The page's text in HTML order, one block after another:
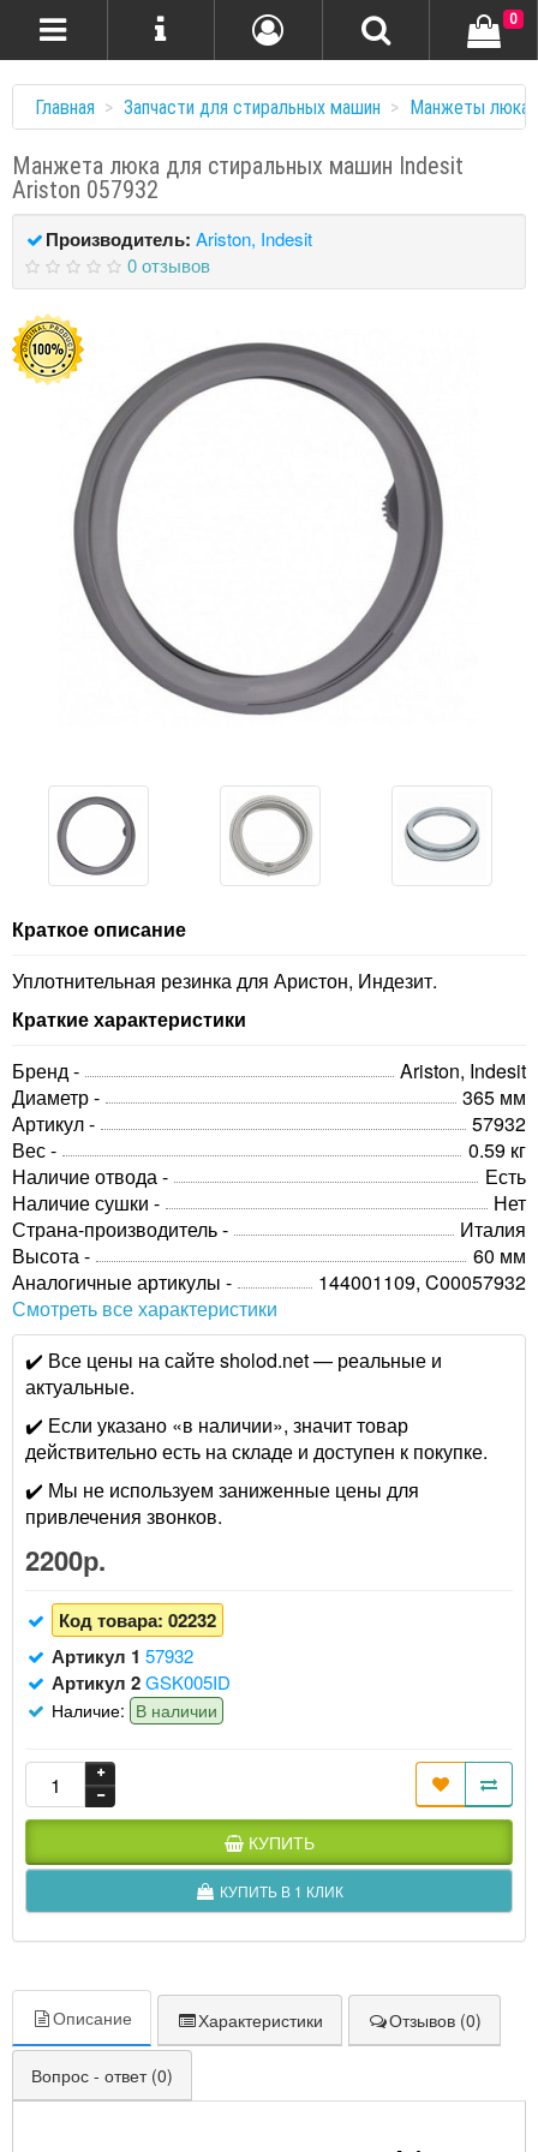
0
Главная Запчасти для стиральных машин Манжеты люка
Манжета люка для стиральных машин Indesit
Ariston 057932
Производитель: Ariston, Indesit
0 отзывов
Краткое описание
Уплотнительная резинка для Аристон, Индезит.
Краткие характеристики
Бренд -
Ariston, Indesit
Диаметр -
365 мм
Артикул -
57932
Вес -
0.59 кг
Наличие отвода -
Есть
Наличие сушки -
Нет
Страна-производитель -
Италия
Высота -
60 мм
Аналогичные артикулы -
144001109, C00057932
Смотреть все характеристики
✔️ Все цены на сайте sholod.net — реальные и
актуальные.
✔️ Если указано «в наличии», значит товар
действительно есть на складе и доступен к покупке.
✔️ Мы не используем заниженные цены для
привлечения звонков.
2200р.
Код товара: 02232
Артикул 1 57932
Артикул 2GSK005ID
Наличие: В наличии
КУПИТЬ
КУПИТЬ В 1 КЛИК
Описание Характеристики Отзывов (0)
Вопрос - ответ (0)